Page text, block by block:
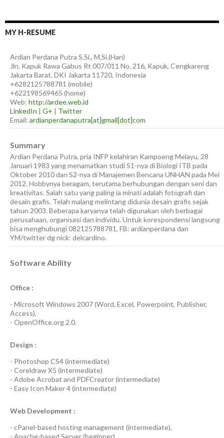
MY H-RESUME
Ardian Perdana Putra S.Si., M.Si.(Han)
Jln. Kapuk Rawa Gabus Rt 007/011 No. 216, Kapuk, Cengkareng
Jakarta Barat, DKI Jakarta 11720, Indonesia
+6282125788781 (mobile)
+622198569465 (home)
Web: http://ardee.web.id
LinkedIn | G+ | Twitter
Email: ardianperdanaputra[at]gmail[dot]com
Summary
Ardian Perdana Putra, pria INFP kelahiran Kampoeng Melayu, 28
Januari 1983 yang menamatkan studi S1-nya di Biologi ITB pada
Oktober 2010 dan S2-nya di Manajemen Bencana UNHAN pada Mei
2012. Hobbynya beragam, terutama berhubungan dengan seni dan
kreativitas. Salah satu yang paling ia minati adalah fotografi dan
desain grafis. Telah malang melintang didunia desain grafis sejak
tahun 2003. Beberapa karyanya telah digunakan oleh berbagai
perusahaan, organisasi dan individu. Untuk korespondensi langsung
bisa menghubungi 082125788781, FB: ardianperdana dan
YM/twitter dg nick: delcardino.
Software Ability
Office :
- Microsoft Windows 2007(Word, Excel, Powerpoint, Publisher,
Access),
- OpenOffice.org 2.0.
Design :
- Photoshop CS4(intermediate)
- Coreldraw X5 (intermediate)
- Adobe Acrobat and PDFCreator(intermediate)
- Easy Icon Maker 4(intermediate)
Web Development :
- cPanel-based hosting management (intermediate),
- Apache-based Server(beginner),